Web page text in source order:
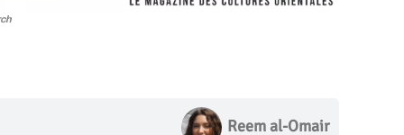
Reem al-Omair